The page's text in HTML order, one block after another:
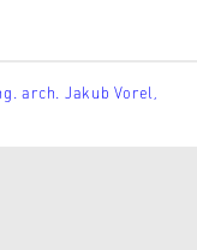
arch. Jakub Vorel,